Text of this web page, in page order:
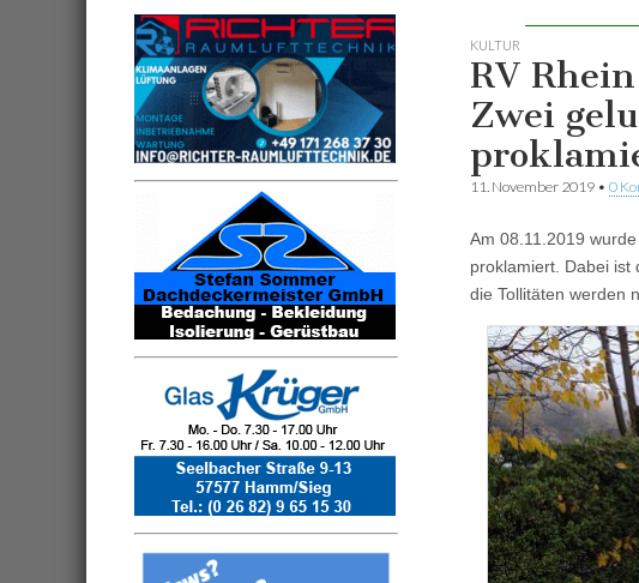
KULTUR
RV
Zwei
11. November 2019 • 0
Am 08.11.2019
proklamiert. Dabei ist
die Tollitäten werden